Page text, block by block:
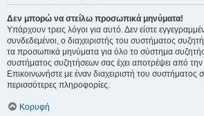
Δεν μπορώ να στείλω προσωπικά μηνύματα!
Υπάρχουν τρεις λόγοι για αυτό. Δεν είστε
συνδεδεμένοι, ο διαχειριστής του συστήματος
τα προσωπικά μηνύματα για όλο το σύστημα
συστήματος συζητήσεων σας έχει αποτρέψει από
Επικοινωνήστε με έναν διαχειριστή του συστήματος
περισσότερες πληροφορίες.
Κορυφή